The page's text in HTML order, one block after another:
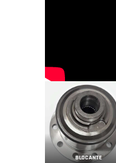
BLOCANTE